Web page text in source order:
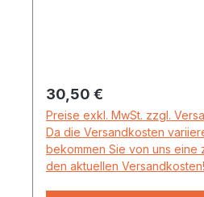
Regulärer Preis:
30,50 €
Preise exkl. MwSt. zzgl.
Da die Versandkosten
bekommen Sie von uns eine
den aktuellen